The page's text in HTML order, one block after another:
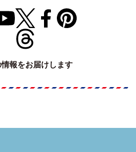
報をお届けします